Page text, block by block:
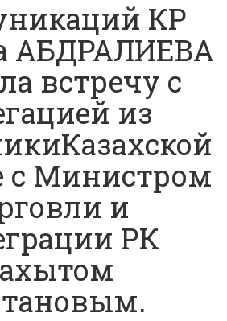
КР
АБДРАЛИЕВА
встречу с
из
с Министром
и
РК